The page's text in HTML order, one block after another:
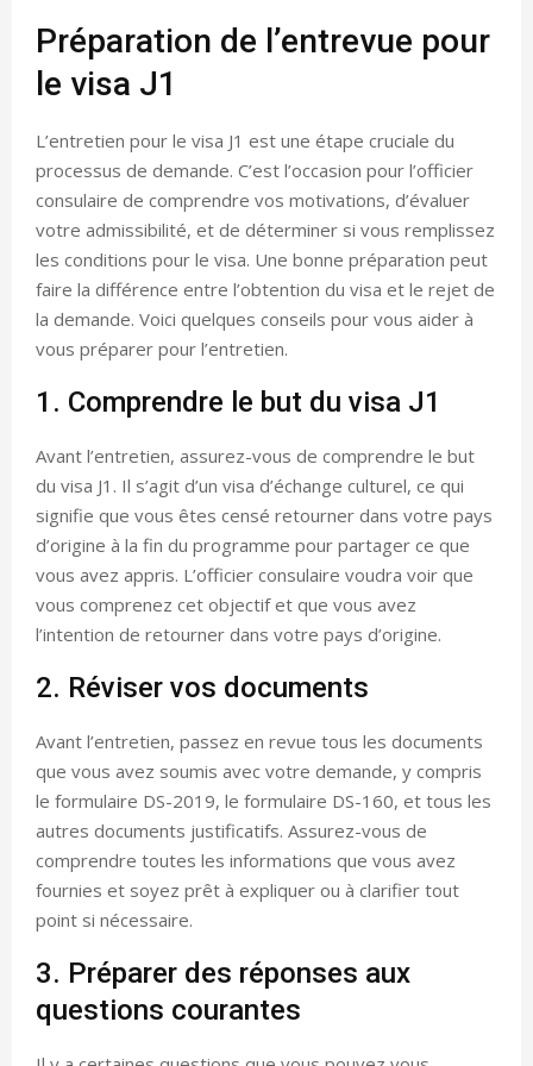
Préparation de l’entrevue pour
le visa J1
L’entretien pour le visa J1 est une étape cruciale du
processus de demande. C’est l’occasion pour l’officier
consulaire de comprendre vos motivations, d’évaluer
votre admissibilité, et de déterminer si vous remplissez
les conditions pour le visa. Une bonne préparation peut
faire la différence entre l’obtention du visa et le rejet de
la demande. Voici quelques conseils pour vous aider à
vous préparer pour l’entretien.
1. Comprendre le but du visa J1
Avant l’entretien, assurez-vous de comprendre le but
du visa J1. Il s’agit d’un visa d’échange culturel, ce qui
signifie que vous êtes censé retourner dans votre pays
d’origine à la fin du programme pour partager ce que
vous avez appris. L’officier consulaire voudra voir que
vous comprenez cet objectif et que vous avez
l’intention de retourner dans votre pays d’origine.
2. Réviser vos documents
Avant l’entretien, passez en revue tous les documents
que vous avez soumis avec votre demande, y compris
le formulaire DS-2019, le formulaire DS-160, et tous les
autres documents justificatifs. Assurez-vous de
comprendre toutes les informations que vous avez
fournies et soyez prêt à expliquer ou à clarifier tout
point si nécessaire.
3. Préparer des réponses aux
questions courantes